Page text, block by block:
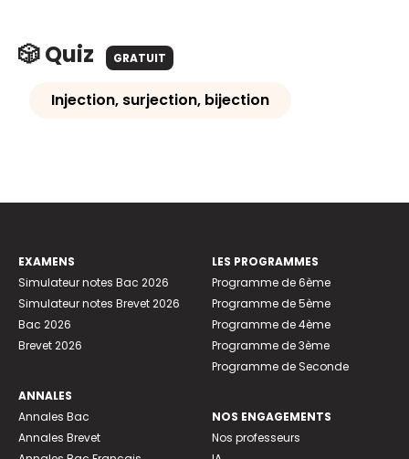
🎲 Quiz GRATUIT
Injection, surjection, bijection
EXAMENS
Simulateur notes Bac 2026
Simulateur notes Brevet 2026
Bac 2026
Brevet 2026
ANNALES
Annales Bac
Annales Brevet
LES PROGRAMMES
Programme de 6ème
Programme de 5ème
Programme de 4ème
Programme de 3ème
Programme de Seconde
NOS ENGAGEMENTS
Nos professeurs